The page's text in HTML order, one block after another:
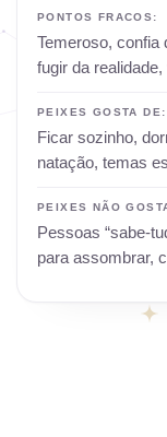
PONTOS FRACOS:
Temeroso, confia
fugir da
PEIXES GOSTA DE:
Ficar sozinho,
natação, temas
PEIXES NÃO
Pessoas “sabe-
para assombrar,